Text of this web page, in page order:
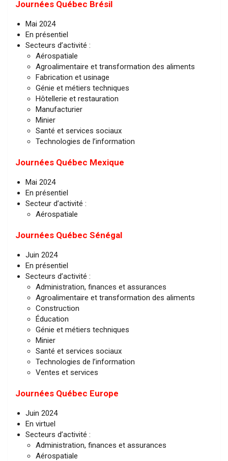
Journées Québec Brésil
Mai 2024
En présentiel
Secteurs d’activité :
Aérospatiale
Agroalimentaire et transformation des aliments
Fabrication et usinage
Génie et métiers techniques
Hôtellerie et restauration
Manufacturier
Minier
Santé et services sociaux
Technologies de l’information
Journées Québec Mexique
Mai 2024
En présentiel
Secteur d’activité :
Aérospatiale
Journées Québec Sénégal
Juin 2024
En présentiel
Secteurs d’activité :
Administration, finances et assurances
Agroalimentaire et transformation des aliments
Construction
Éducation
Génie et métiers techniques
Minier
Santé et services sociaux
Technologies de l’information
Ventes et services
Journées Québec Europe
Juin 2024
En virtuel
Secteurs d’activité :
Administration, finances et assurances
Aérospatiale